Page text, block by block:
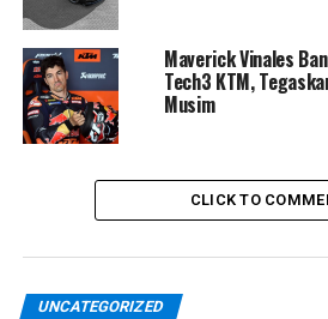
Kawasaki membenamkan mesin
yang membawa ciri khas torsi
rendah-menengah, namun tetap
akselerasi linier di putaran atas.
smooth, respons throttle lebih
membuat riding makin
bertenaga.
aluminiumyang lebih lebar dan
Maverick Vinales
Tech3 KTM,
Musim
CLICK TO
UNCATEGORIZED